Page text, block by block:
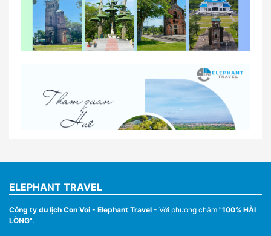
So sánh thuê xe tự lái và thuê xe có tài xế tại Huế
Nhà Xe Con Voi – Dịch Vụ Cho Thuê Xe Từ Huế,
Sân Bay Phú Bài Đi Thánh Địa La Vang
ELEPHANT TRAVEL
Công ty du lịch Con Voi - Elephant Travel - Với phương châm "100% HÀI
LÒNG".